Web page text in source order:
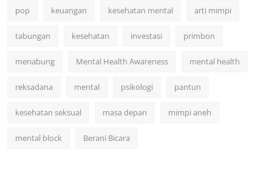
pop keuangan kesehatan mental arti mimpi
tabungan kesehatan investasi primbon
menabung Mental Health Awareness mental health
reksadana mental psikologi pantun
kesehatan seksual masa depan mimpi aneh
mental block Berani Bicara